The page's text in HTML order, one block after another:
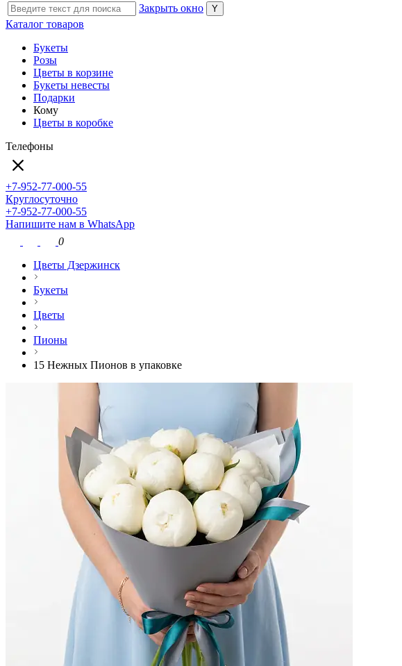
Закрыть окно
Каталог товаров
Букеты
Розы
Цветы в корзине
Букеты невесты
Подарки
Кому
Цветы в коробке
Телефоны
+7-952-77-000-55
Круглосуточно
+7-952-77-000-55
Напишите нам в WhatsApp
0
Цветы Дзержинск
Букеты
Цветы
Пионы
15 Нежных Пионов в упаковке